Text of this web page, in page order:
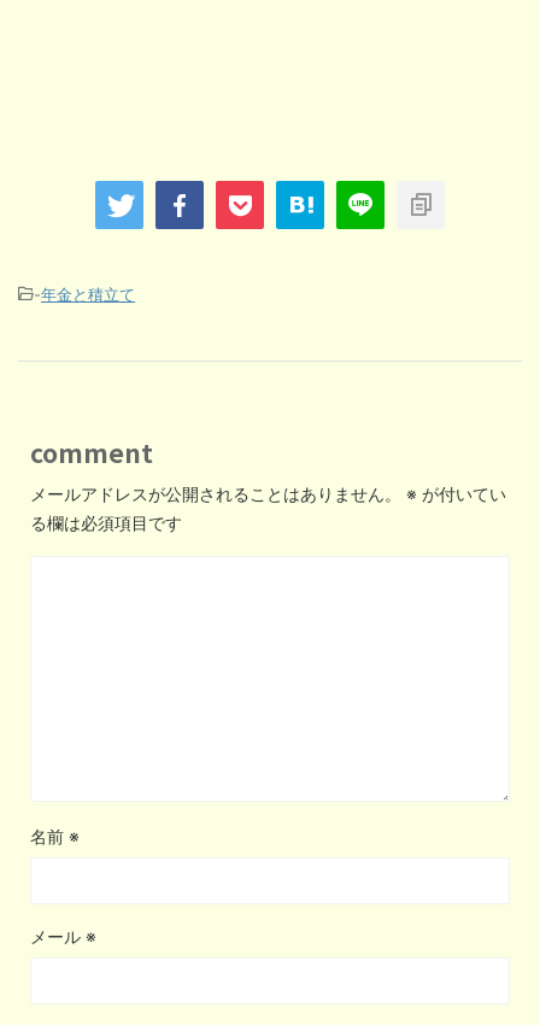
-年金と積立て
comment
メールアドレスが公開されることはありません。 ※ が付いてい
る欄は必須項目です
名前 ※
メール ※